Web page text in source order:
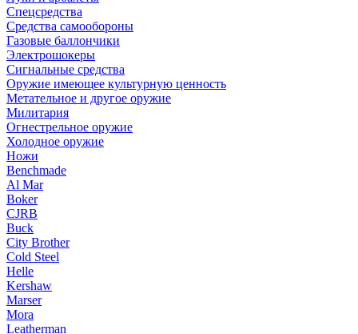
Спецсредства
Средства самообороны
Газовые баллончики
Электрошокеры
Сигнальные средства
Оружие имеющее культурную ценность
Метательное и другое оружие
Милитария
Огнестрельное оружие
Холодное оружие
Ножи
Benchmade
Al Mar
Boker
CJRB
Buck
City Brother
Cold Steel
Helle
Kershaw
Marser
Mora
Leatherman